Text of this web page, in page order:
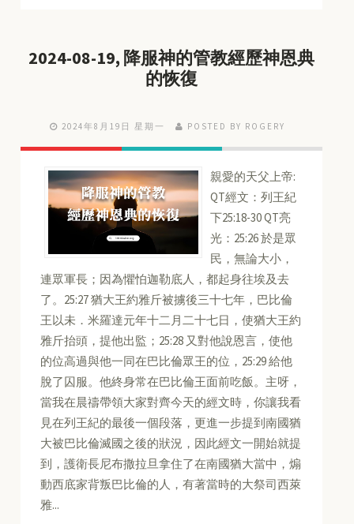
2024-08-19, 降服神的管教經歷神恩典
的恢復
2024年8月19日 星期一 POSTED BY ROGERY
親愛的天父上帝:
QT經文：列王紀
下25:18-30 QT亮
光：25:26 於是眾
民，無論大小，
連眾軍長；因為懼怕迦勒底人，都起身往埃及去
了。25:27 猶大王約雅斤被擄後三十七年，巴比倫
王以未．米羅達元年十二月二十七日，使猶大王約
雅斤抬頭，提他出監；25:28 又對他說恩言，使他
的位高過與他一同在巴比倫眾王的位，25:29 給他
脫了囚服。他終身常在巴比倫王面前吃飯。主呀，
當我在晨禱帶領大家對齊今天的經文時，你讓我看
見在列王紀的最後一個段落，更進一步提到南國猶
大被巴比倫滅國之後的狀況，因此經文一開始就提
到，護衛長尼布撒拉旦拿住了在南國猶大當中，煽
動西底家背叛巴比倫的人，有著當時的大祭司西萊
雅...